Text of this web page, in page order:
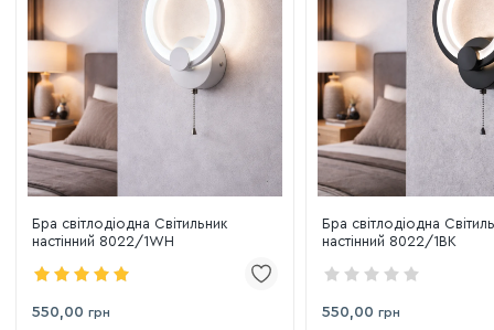
керування роблять експлуатацію максимально
приємною.
Бра світлодіодна Світильник
настінний 8022/1WH
550,00 грн
Бра світлодіодна
настінний 8022/1BK
550,00 грн